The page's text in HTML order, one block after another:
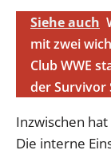
Siehe auch
mit zwei
Club WWE
der Survivor
Inzwischen
Die interne